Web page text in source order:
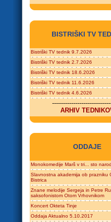
BISTRIŠKI TV
Bistriški TV tednik 9.7.2026
Bistriški TV tednik 2.7.2026
Bistriški TV tednik 18.6.2026
Bistriški TV tednik 11.6.2026
Bistriški TV tednik 4.6.2026
ARHIV
ODDAJE
Monokomedije Marš v tri... sto
Slavnostna akademija ob prazniku
Bistrica
Znane melodije Sergeja in Petre
saksofonistom Otom Vrhovnikom
Koncert Okteta Tinje
Oddaja Aktualno 5.10.2017